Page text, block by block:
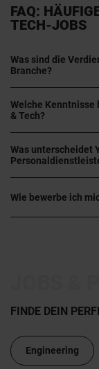
FAQ:
TECH-JOBS
Was sind die
Branche?
Welche Kenntnisse
& Tech?
Was unterscheidet
Wie bewerbe ich
FINDE DEIN
Engineering